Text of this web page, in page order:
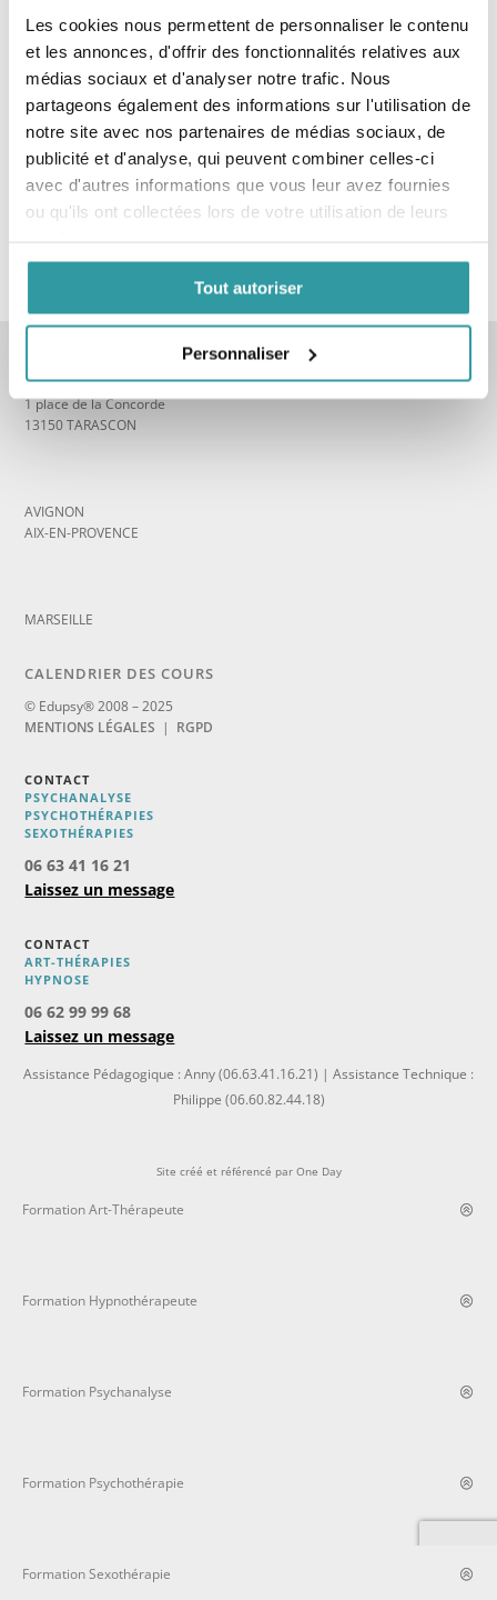
Les cookies nous permettent de personnaliser le contenu
et les annonces, d'offrir des fonctionnalités relatives aux
médias sociaux et d'analyser notre trafic. Nous
partageons également des informations sur l'utilisation de
notre site avec nos partenaires de médias sociaux, de
publicité et d'analyse, qui peuvent combiner celles-ci
avec d'autres informations que vous leur avez fournies
ou qu'ils ont collectées lors de votre utilisation de leurs
Tout autoriser
Personnaliser
1 place de la Concorde
13150 TARASCON
AVIGNON
AIX-EN-PROVENCE
MARSEILLE
CALENDRIER DES COURS
© Edupsy® 2008 – 2025
MENTIONS LÉGALES | RGPD
CONTACT
PSYCHANALYSE
PSYCHOTHÉRAPIES
SEXOTHÉRAPIES
06 63 41 16 21
Laissez un message
CONTACT
ART-THÉRAPIES
HYPNOSE
06 62 99 99 68
Laissez un message
Assistance Pédagogique : Anny (06.63.41.16.21) | Assistance Technique :
Philippe (06.60.82.44.18)
Site créé et référencé par One Day
Formation Art-Thérapeute
Formation Hypnothérapeute
Formation Psychanalyse
Formation Psychothérapie
Formation Sexothérapie